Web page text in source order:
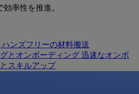
率性を推進。
ハンズフリーの材料搬送
とオンボーディング 迅速なオンボ
スキルアップ